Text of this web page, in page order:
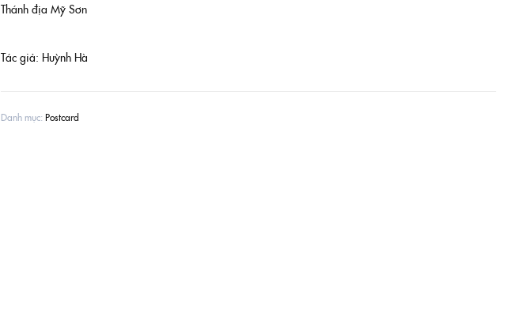
Thánh địa Mỹ Sơn
Tác giả: Huỳnh Hà
Danh mục:Postcard